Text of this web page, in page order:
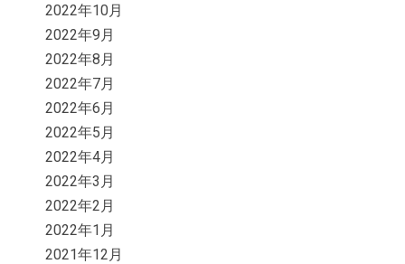
2022年10月
2022年9月
2022年8月
2022年7月
2022年6月
2022年5月
2022年4月
2022年3月
2022年2月
2022年1月
2021年12月